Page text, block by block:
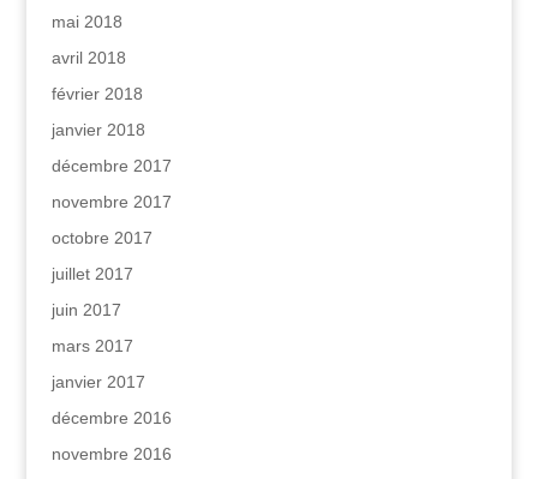
mai 2018
avril 2018
février 2018
janvier 2018
décembre 2017
novembre 2017
octobre 2017
juillet 2017
juin 2017
mars 2017
janvier 2017
décembre 2016
novembre 2016